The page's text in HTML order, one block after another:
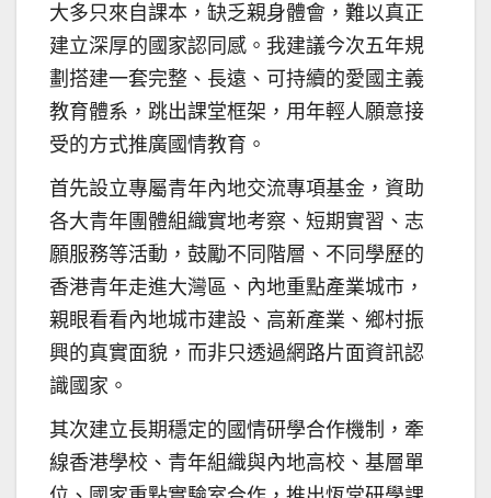
大多只來自課本，缺乏親身體會，難以真正
建立深厚的國家認同感。我建議今次五年規
劃搭建一套完整、長遠、可持續的愛國主義
教育體系，跳出課堂框架，用年輕人願意接
受的方式推廣國情教育。
首先設立專屬青年內地交流專項基金，資助
各大青年團體組織實地考察、短期實習、志
願服務等活動，鼓勵不同階層、不同學歷的
香港青年走進大灣區、內地重點產業城市，
親眼看看內地城市建設、高新產業、鄉村振
興的真實面貌，而非只透過網路片面資訊認
識國家。
其次建立長期穩定的國情研學合作機制，牽
線香港學校、青年組織與內地高校、基層單